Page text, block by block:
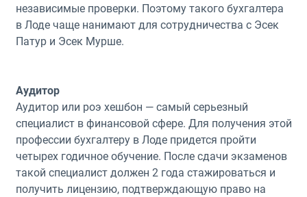
независимые проверки. Поэтому такого бухгалтера
в Лоде чаще нанимают для сотрудничества с Эсек
Патур и Эсек Мурше.
Аудитор
Аудитор или роэ хешбон — самый серьезный
специалист в финансовой сфере. Для получения этой
профессии бухгалтеру в Лоде придется пройти
четырех годичное обучение. После сдачи экзаменов
такой специалист должен 2 года стажироваться и
получить лицензию, подтверждающую право на